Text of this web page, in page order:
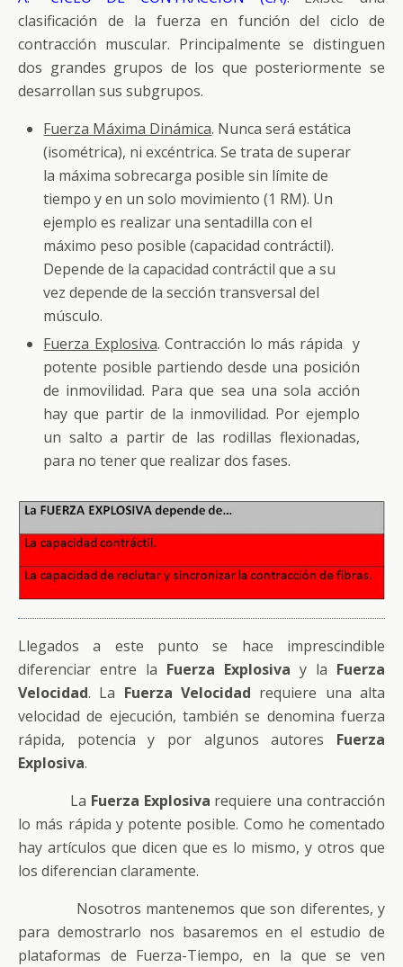
clasificación de la fuerza en función del ciclo de
contracción muscular. Principalmente se distinguen
dos grandes grupos de los que posteriormente se
desarrollan sus subgrupos.
Fuerza Máxima Dinámica. Nunca será estática
(isométrica), ni excéntrica. Se trata de superar
la máxima sobrecarga posible sin límite de
tiempo y en un solo movimiento (1 RM). Un
ejemplo es realizar una sentadilla con el
máximo peso posible (capacidad contráctil).
Depende de la capacidad contráctil que a su
vez depende de la sección transversal del
músculo.
Fuerza Explosiva. Contracción lo más rápida y
potente posible partiendo desde una posición
de inmovilidad. Para que sea una sola acción
hay que partir de la inmovilidad. Por ejemplo
un salto a partir de las rodillas flexionadas,
para no tener que realizar dos fases.
Llegados a este punto se hace imprescindible
diferenciar entre la Fuerza Explosiva y la Fuerza
Velocidad. La Fuerza Velocidad requiere una alta
velocidad de ejecución, también se denomina fuerza
rápida, potencia y por algunos autores Fuerza
Explosiva.
La Fuerza Explosiva requiere una contracción
lo más rápida y potente posible. Como he comentado
hay artículos que dicen que es lo mismo, y otros que
los diferencian claramente.
Nosotros mantenemos que son diferentes, y
para demostrarlo nos basaremos en el estudio de
plataformas de Fuerza-Tiempo, en la que se ven